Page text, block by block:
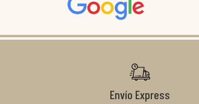
magnífico gestor... atento, amable, un servicio de 10.
Gracias de nuevo por todo!
Envío Express